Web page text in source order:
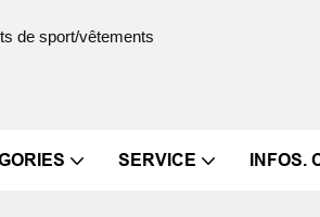
de sport/vêtements
SERVICE INFOS.